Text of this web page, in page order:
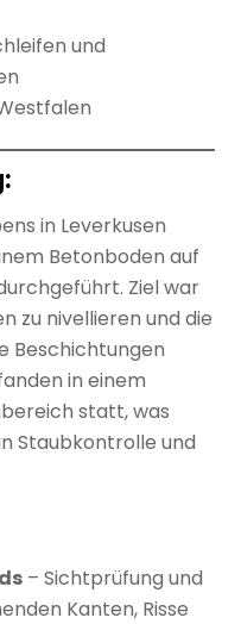
und
in Leverkusen
Betonboden auf
Ziel war
zu nivellieren und die
Beschichtungen
in einem
statt, was
Staubkontrolle und
– Sichtprüfung und
Kanten, Risse